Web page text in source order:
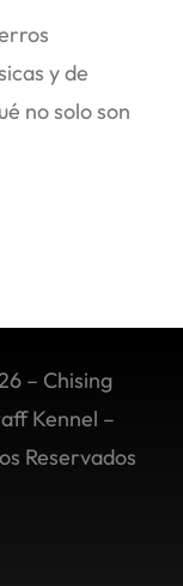
y de
no solo son
– Chising
Kennel –
Reservados